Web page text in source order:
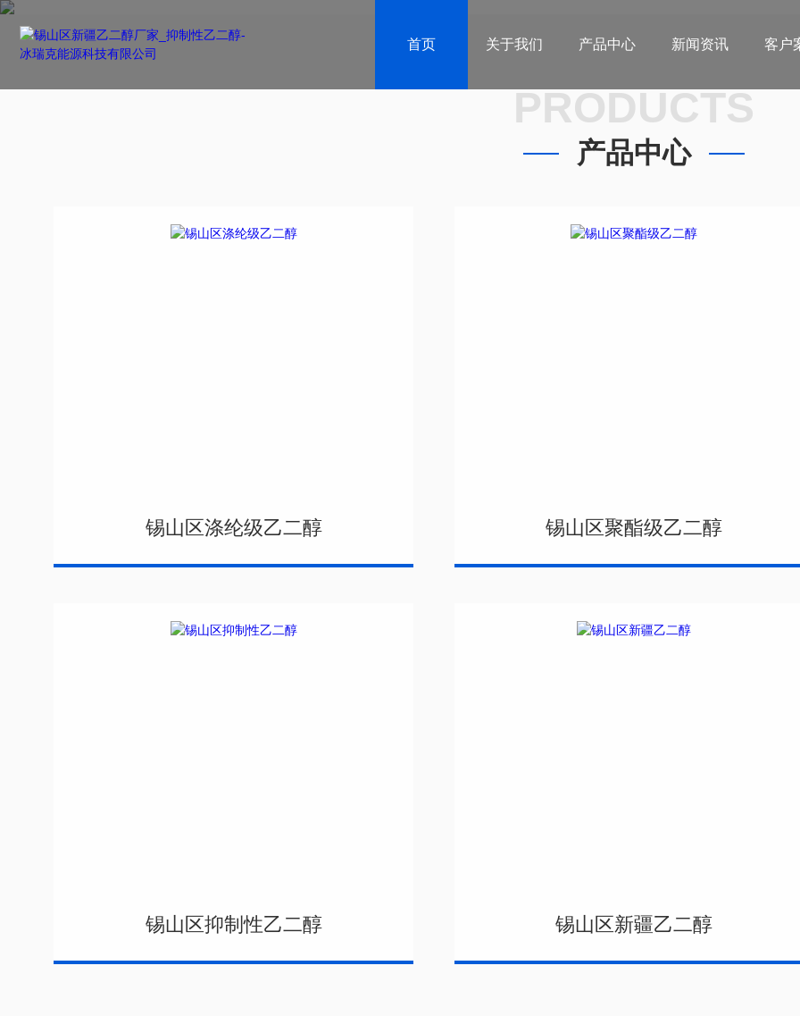
首页 关于我们 产品中心 新闻资讯 客户
PRODUCTS
产品中心
锡山区涤纶级乙二醇 锡山区聚酯级乙二醇
锡山区抑制性乙二醇 锡山区新疆乙二醇